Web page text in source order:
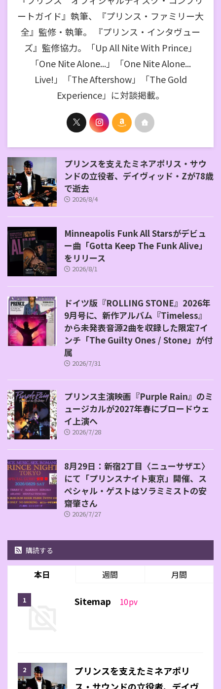
ートガイド』執筆、『プリンス・ファミリー大
全』監修・執筆。 『プリンス・インタヴュー
ズ』監修協力。「Up All Nite With Prince」
「One Nite Alone...」「One Nite Alone...
Live!」「The Aftershow」「The Gold
Experience」に対談掲載。
プリンスを支えたミネアポリス・サウ
ンドの立役者、デイヴィッド・Zが78歳
で逝去
2026/8/4
Minneapolis Funk All Starsがデビュ
ー曲「Gotta Keep The Funk Alive」
をリリース
2026/8/1
ドイツ版『ROLLING STONE』2026年
9月号に、新作アルバム『Timeless』
から未発表音源2曲を収録した限定7イ
ンチ「The Guilty Ones / Stone」が付
属
2026/7/31
プリンス主演映画『Purple Rain』のミ
ュージカルが2027年春にブロードウェ
イ上演へ
2026/7/28
8月29日：新宿2丁目〈ニューサザエ〉
にて「プリンスナイト東京」開催、ス
ペシャル・ゲストはソラミミストの安
齋肇さん
2026/7/27
購読する
本日 週間 月間
Sitemap 10pv
プリンスを支えたミネアポリ
ス・サウンドの立役者、デイヴ